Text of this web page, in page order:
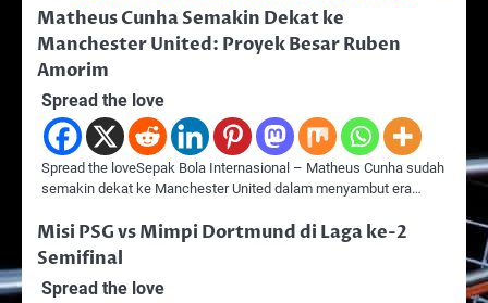
Matheus Cunha Semakin Dekat ke
Manchester United: Proyek Besar Ruben
Amorim
Spread the love
Spread the loveSepak Bola Internasional – Matheus Cunha sudah
semakin dekat ke Manchester United dalam menyambut era…
Misi PSG vs Mimpi Dortmund di Laga ke-2
Semifinal
Spread the love